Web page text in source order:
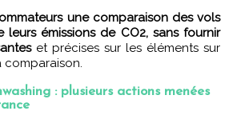
une comparaison des vols
émissions de CO2, sans fournir
et précises sur les éléments sur
comparaison.
: plusieurs actions menées